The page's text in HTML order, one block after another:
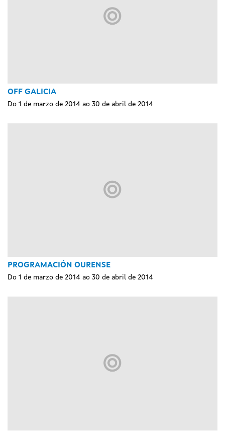
OFF GALICIA
Do 1 de marzo de 2014 ao 30 de abril de 2014
PROGRAMACIÓN OURENSE
Do 1 de marzo de 2014 ao 30 de abril de 2014